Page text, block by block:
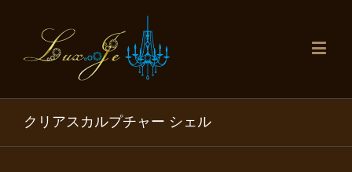
クリアスカルプチャー シェル